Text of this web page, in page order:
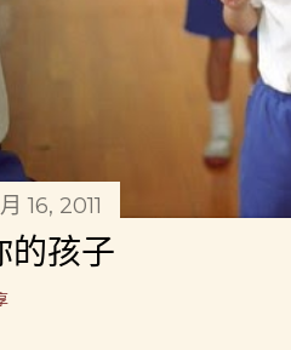
16, 2011
的孩子